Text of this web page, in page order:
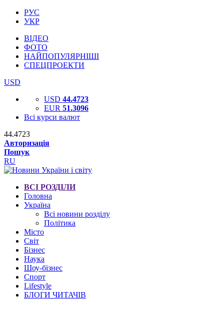
РУС
УКР
ВІДЕО
ФОТО
НАЙПОПУЛЯРНІШІ
СПЕЦПРОЕКТИ
USD
USD 44.4723
EUR 51.3096
Всі курси валют
44.4723
Авторизація
Пошук
RU
ВСІ РОЗДІЛИ
Головна
Україна
Всі новини розділу
Політика
Місто
Світ
Бізнес
Наука
Шоу-бізнес
Спорт
Lifestyle
БЛОГИ ЧИТАЧІВ